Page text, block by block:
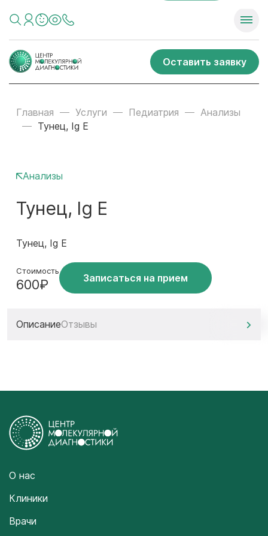
Оставить заявку
Главная Услуги Педиатрия
Анализы
Тунец, Ig E
Анализы
Тунец, Ig E
Тунец, Ig E
Стоимость
600₽ Записаться на прием
ОписаниеОтзывы
О нас
Клиники
Врачи